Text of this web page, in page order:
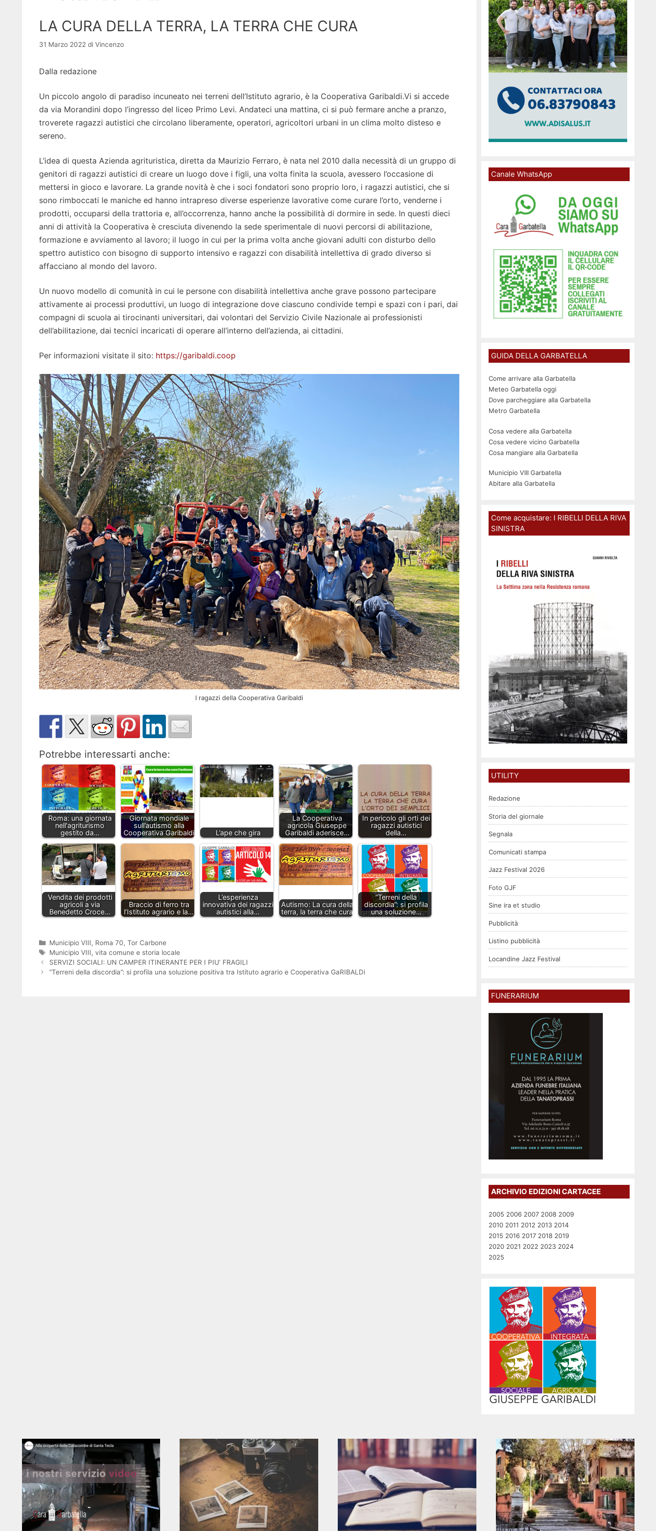
LA CURA DELLA TERRA, LA TERRA CHE CURA
31 Marzo 2022 di Vincenzo
Dalla redazione
Un piccolo angolo di paradiso incuneato nei terreni dell’Istituto agrario, è la Cooperativa Garibaldi.Vi si accede
da via Morandini dopo l’ingresso del liceo Primo Levi. Andateci una mattina, ci si può fermare anche a pranzo,
troverete ragazzi autistici che circolano liberamente, operatori, agricoltori urbani in un clima molto disteso e
sereno.
L’idea di questa Azienda agrituristica, diretta da Maurizio Ferraro, è nata nel 2010 dalla necessità di un gruppo di
genitori di ragazzi autistici di creare un luogo dove i figli, una volta finita la scuola, avessero l’occasione di
mettersi in gioco e lavorare. La grande novità è che i soci fondatori sono proprio loro, i ragazzi autistici, che si
sono rimboccati le maniche ed hanno intrapreso diverse esperienze lavorative come curare l’orto, venderne i
prodotti, occuparsi della trattoria e, all’occorrenza, hanno anche la possibilità di dormire in sede. In questi dieci
anni di attività la Cooperativa è cresciuta divenendo la sede sperimentale di nuovi percorsi di abilitazione,
formazione e avviamento al lavoro; il luogo in cui per la prima volta anche giovani adulti con disturbo dello
spettro autistico con bisogno di supporto intensivo e ragazzi con disabilità intellettiva di grado diverso si
affacciano al mondo del lavoro.
Un nuovo modello di comunità in cui le persone con disabilità intellettiva anche grave possono partecipare
attivamente ai processi produttivi, un luogo di integrazione dove ciascuno condivide tempi e spazi con i pari, dai
compagni di scuola ai tirocinanti universitari, dai volontari del Servizio Civile Nazionale ai professionisti
dell’abilitazione, dai tecnici incaricati di operare all’interno dell’azienda, ai cittadini.
Per informazioni visitate il sito: https://garibaldi.coop
I ragazzi della Cooperativa Garibaldi
Potrebbe interessarti anche:
Roma: una giornata
nell'agriturismo
gestito da…
Giornata mondiale
sull’autismo alla
Cooperativa Garibaldi
L’ape che gira
La Cooperativa
agricola Giuseppe
Garibaldi aderisce…
In pericolo gli orti dei
ragazzi autistici
della…
Vendita dei prodotti
agricoli a via
Benedetto Croce…
Braccio di ferro tra
l’Istituto agrario e la…
L’esperienza
innovativa dei ragazzi
autistici alla…
Autismo: La cura della
terra, la terra che cura
“Terreni della
discordia”: si profila
una soluzione…
Categorie
Municipio VIII, Roma 70, Tor Carbone
Tag
Municipio VIII, vita comune e storia locale
SERVIZI SOCIALI: UN CAMPER ITINERANTE PER I PIU’ FRAGILI
“Terreni della discordia”: si profila una soluzione positiva tra Istituto agrario e Cooperativa GaRIBALDi
Canale WhatsApp
GUIDA DELLA GARBATELLA
Come arrivare alla Garbatella
Meteo Garbatella oggi
Dove parcheggiare alla Garbatella
Metro Garbatella
Cosa vedere alla Garbatella
Cosa vedere vicino Garbatella
Cosa mangiare alla Garbatella
Municipio VIII Garbatella
Abitare alla Garbatella
Come acquistare: I RIBELLI DELLA RIVA
SINISTRA
UTILITY
Redazione
Storia del giornale
Segnala
Comunicati stampa
Jazz Festival 2026
Foto GJF
Sine ira et studio
Pubblicità
Listino pubblicità
Locandine Jazz Festival
FUNERARIUM
ARCHIVIO EDIZIONI CARTACEE
2005 2006 2007 2008 2009
2010 2011 2012 2013 2014
2015 2016 2017 2018 2019
2020 2021 2022 2023 2024
2025